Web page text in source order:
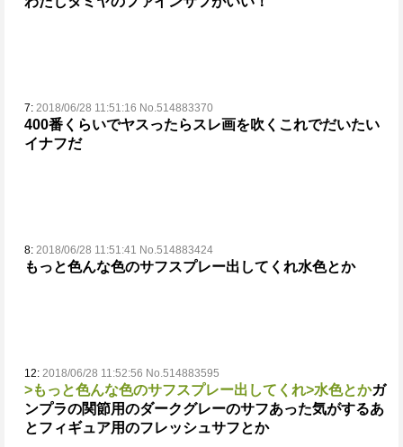
7: 2018/06/28 11:51:16 No.514883370
400番くらいでヤスったらスレ画を吹く これでだいたい
イナフだ
8: 2018/06/28 11:51:41 No.514883424
もっと色んな色のサフスプレー出してくれ水色とか
12: 2018/06/28 11:52:56 No.514883595
>もっと色んな色のサフスプレー出してくれ>水色とかガ
ンプラの関節用のダークグレーのサフあった気がするあ
とフィギュア用のフレッシュサフとか